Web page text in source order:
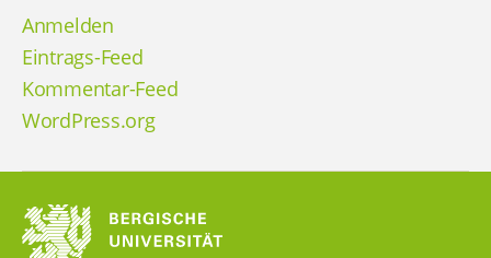
Anmelden
Eintrags-Feed
Kommentar-Feed
WordPress.org